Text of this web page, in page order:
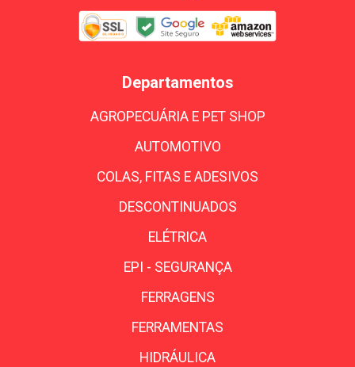
Departamentos
AGROPECUÁRIA E PET SHOP
AUTOMOTIVO
COLAS, FITAS E ADESIVOS
DESCONTINUADOS
ELÉTRICA
EPI - SEGURANÇA
FERRAGENS
FERRAMENTAS
HIDRÁULICA